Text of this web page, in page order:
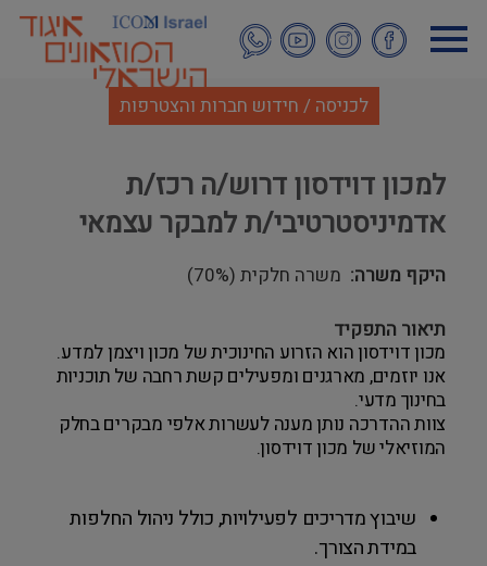
לתוכן
העיקרי
לכניסה / חידוש חברות והצטרפות
למכון דוידסון דרוש/ה רכז/ת
אדמיניסטרטיבי/ת למבקר עצמאי
היקף משרה משרה חלקית (70%)
תיאור התפקיד
מכון דוידסון הוא הזרוע החינוכית של מכון ויצמן למדע.
אנו יוזמים, מארגנים ומפעילים קשת רחבה של תוכניות
בחינוך מדעי.
צוות ההדרכה נותן מענה לעשרות אלפי מבקרים בחלק
המוזיאלי של מכון דוידסון.
שיבוץ מדריכים לפעילויות, כולל ניהול החלפות
במידת הצורך.